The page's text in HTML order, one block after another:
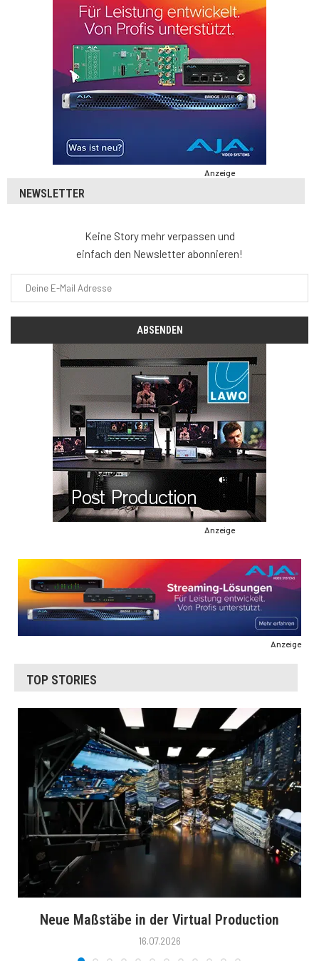
Anzeige
NEWSLETTER
Keine Story mehr verpassen und
einfach den Newsletter abonnieren!
Anzeige
Anzeige
TOP STORIES
Neue Maßstäbe in der Virtual Production
16.07.2026